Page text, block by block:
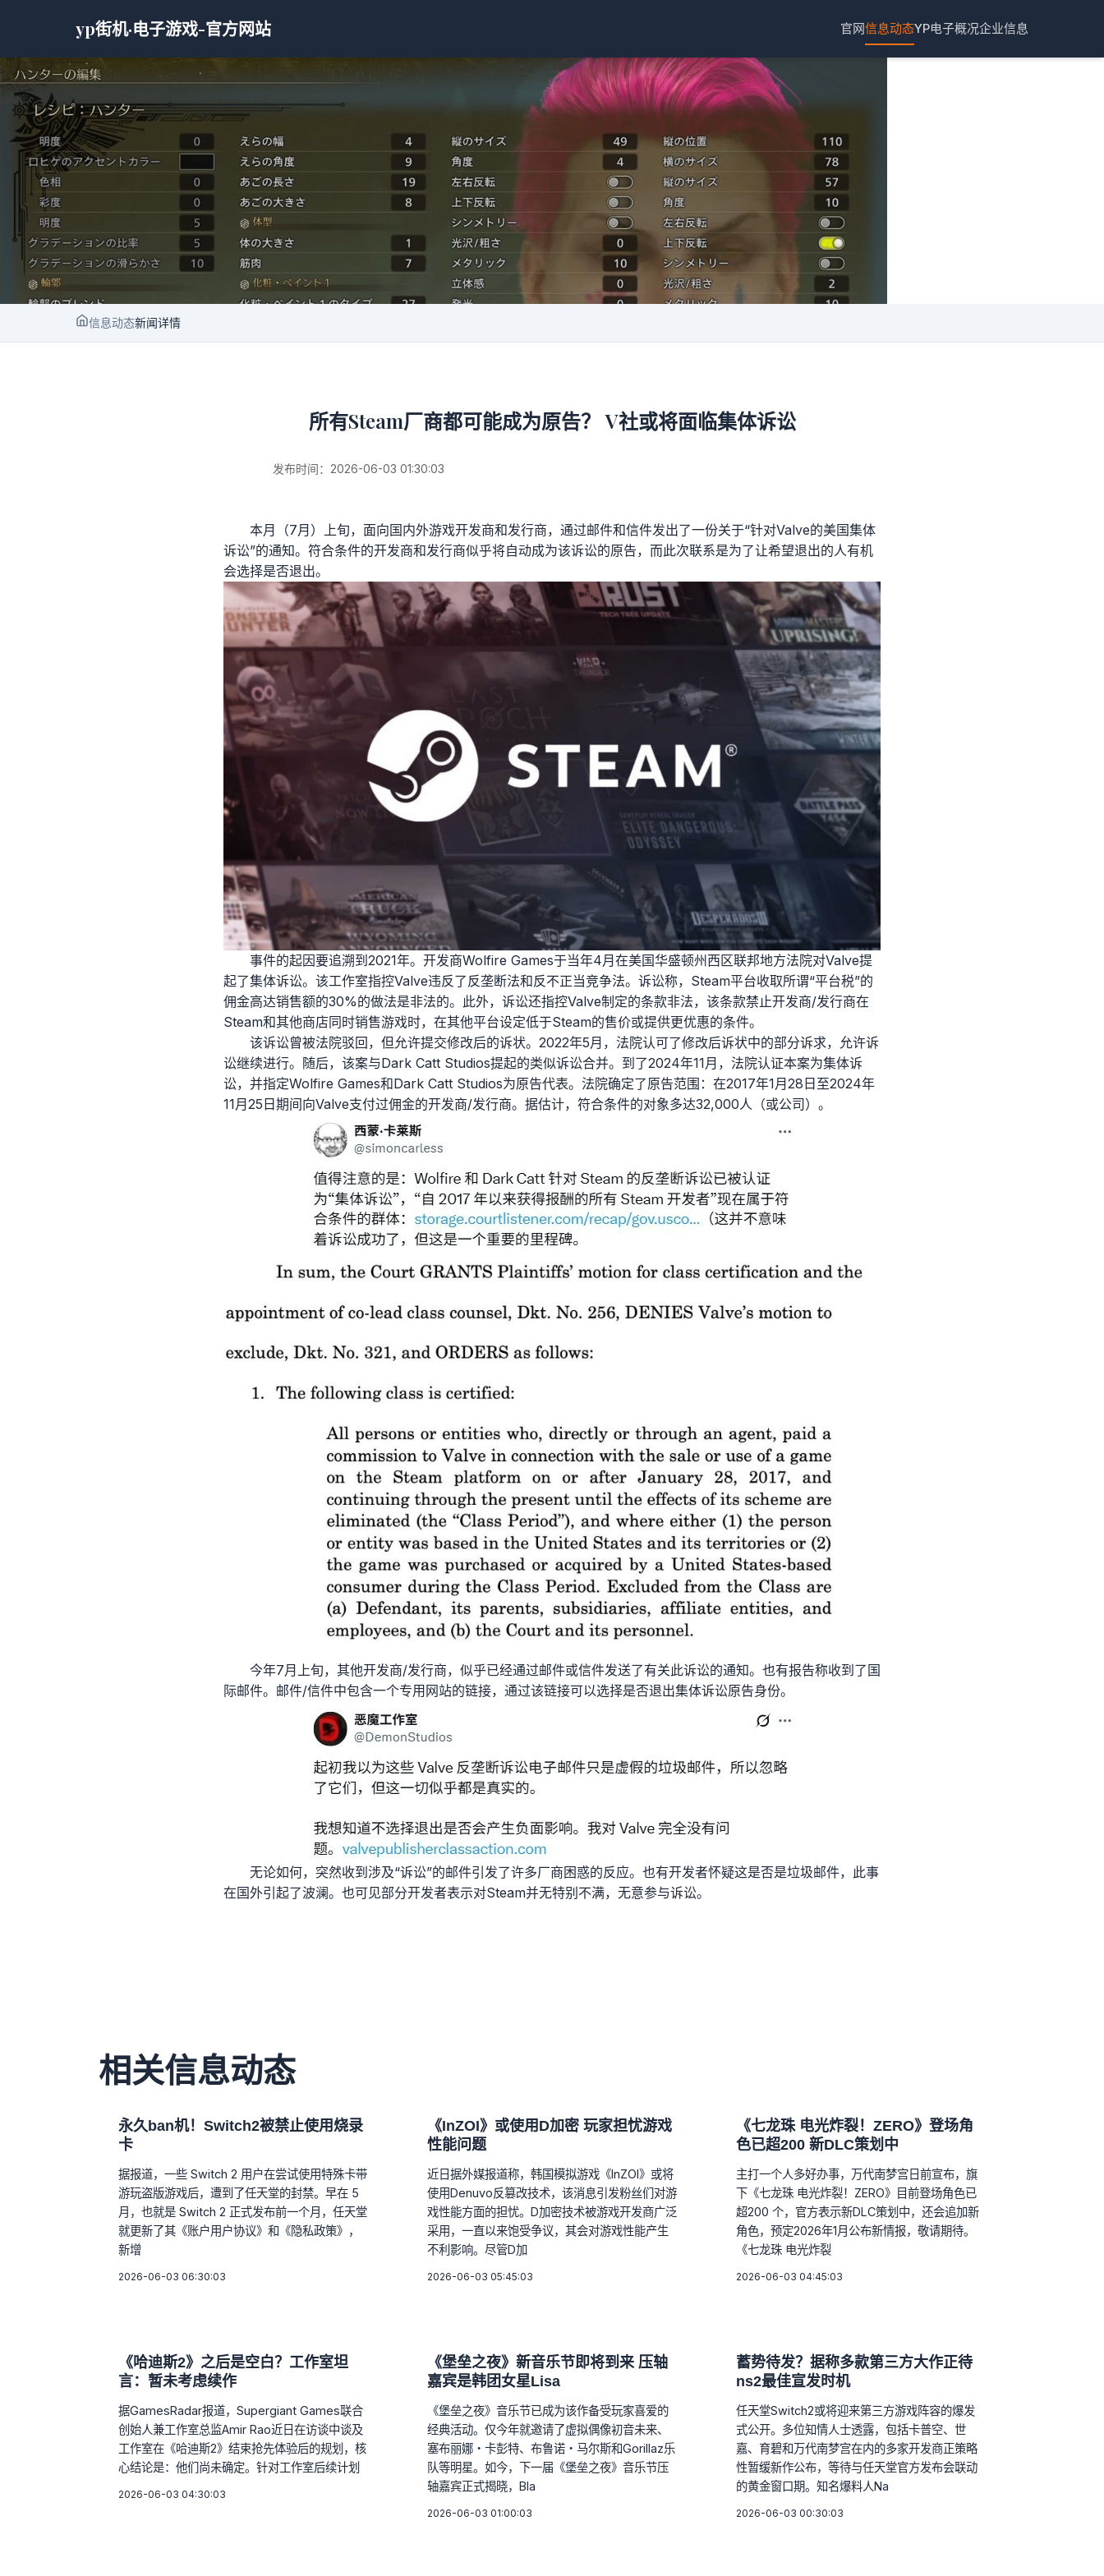
yp街机·电子游戏-官方网站 官网信息动态YP电子概况企业信息
信息动态新闻详情
所有Steam厂商都可能成为原告？ V社或将面临集体诉讼
发布时间：2026-06-03 01:30:03
本月（7月）上旬，面向国内外游戏开发商和发行商，通过邮件和信件发出了一份关于“针对Valve的美国集体
诉讼”的通知。符合条件的开发商和发行商似乎将自动成为该诉讼的原告，而此次联系是为了让希望退出的人有机
会选择是否退出。
事件的起因要追溯到2021年。开发商Wolfire Games于当年4月在美国华盛顿州西区联邦地方法院对Valve提
起了集体诉讼。该工作室指控Valve违反了反垄断法和反不正当竞争法。诉讼称，Steam平台收取所谓“平台税”的
佣金高达销售额的30%的做法是非法的。此外，诉讼还指控Valve制定的条款非法，该条款禁止开发商/发行商在
Steam和其他商店同时销售游戏时，在其他平台设定低于Steam的售价或提供更优惠的条件。
该诉讼曾被法院驳回，但允许提交修改后的诉状。2022年5月，法院认可了修改后诉状中的部分诉求，允许诉
讼继续进行。随后，该案与Dark Catt Studios提起的类似诉讼合并。到了2024年11月，法院认证本案为集体诉
讼，并指定Wolfire Games和Dark Catt Studios为原告代表。法院确定了原告范围：在2017年1月28日至2024年
11月25日期间向Valve支付过佣金的开发商/发行商。据估计，符合条件的对象多达32,000人（或公司）。
今年7月上旬，其他开发商/发行商，似乎已经通过邮件或信件发送了有关此诉讼的通知。也有报告称收到了国
际邮件。邮件/信件中包含一个专用网站的链接，通过该链接可以选择是否退出集体诉讼原告身份。
无论如何，突然收到涉及“诉讼”的邮件引发了许多厂商困惑的反应。也有开发者怀疑这是否是垃圾邮件，此事
在国外引起了波澜。也可见部分开发者表示对Steam并无特别不满，无意参与诉讼。
相关信息动态
永久ban机！Switch2被禁止使用烧录
卡
据报道，一些 Switch 2 用户在尝试使用特殊卡带
游玩盗版游戏后，遭到了任天堂的封禁。早在 5
月，也就是 Switch 2 正式发布前一个月，任天堂
就更新了其《账户用户协议》和《隐私政策》，
新增
2026-06-03 06:30:03
《InZOI》或使用D加密 玩家担忧游戏
性能问题
近日据外媒报道称，韩国模拟游戏《InZOI》或将
使用Denuvo反篡改技术，该消息引发粉丝们对游
戏性能方面的担忧。D加密技术被游戏开发商广泛
采用，一直以来饱受争议，其会对游戏性能产生
不利影响。尽管D加
2026-06-03 05:45:03
《七龙珠 电光炸裂！ZERO》登场角
色已超200 新DLC策划中
主打一个人多好办事，万代南梦宫日前宣布，旗
下《七龙珠 电光炸裂！ZERO》目前登场角色已
超200 个，官方表示新DLC策划中，还会追加新
角色，预定2026年1月公布新情报，敬请期待。
《七龙珠 电光炸裂
2026-06-03 04:45:03
《哈迪斯2》之后是空白？工作室坦
言：暂未考虑续作
据GamesRadar报道，Supergiant Games联合
创始人兼工作室总监Amir Rao近日在访谈中谈及
工作室在《哈迪斯2》结束抢先体验后的规划，核
心结论是：他们尚未确定。针对工作室后续计划
2026-06-03 04:30:03
《堡垒之夜》新音乐节即将到来 压轴
嘉宾是韩团女星Lisa
《堡垒之夜》音乐节已成为该作备受玩家喜爱的
经典活动。仅今年就邀请了虚拟偶像初音未来、
塞布丽娜・卡彭特、布鲁诺・马尔斯和Gorillaz乐
队等明星。如今，下一届《堡垒之夜》音乐节压
轴嘉宾正式揭晓，Bla
2026-06-03 01:00:03
蓄势待发？据称多款第三方大作正待
ns2最佳宣发时机
任天堂Switch2或将迎来第三方游戏阵容的爆发
式公开。多位知情人士透露，包括卡普空、世
嘉、育碧和万代南梦宫在内的多家开发商正策略
性暂缓新作公布，等待与任天堂官方发布会联动
的黄金窗口期。知名爆料人Na
2026-06-03 00:30:03